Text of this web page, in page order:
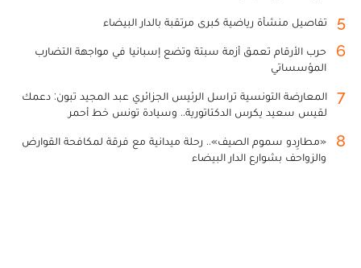
5 تفاصيل منشأة رياضية كبرى مرتقبة بالدار البيضاء
6
حرب الأرقام تعمق أزمة سبتة وتضع إسبانيا في مواجهة التضارب
المؤسساتي
7
المعارضة التونسية تراسل الرئيس الجزائري عبد المجيد تبون: دعمك
لقيس سعيد يكرس الدكتاتورية.. وسيادة تونس خط أحمر
8
«مطارِدو سموم الصيف».. رحلة ميدانية مع فرقة لمكافحة القوارض
والزواحف بشوارع الدار البيضاء